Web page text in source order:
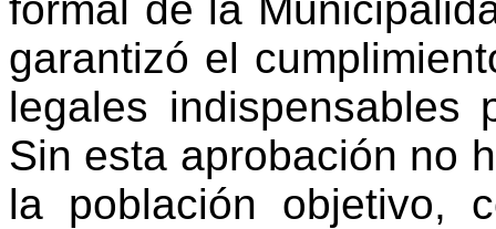
garantizó el
legales indispensables
Sin esta aprobación no
la población objetivo,